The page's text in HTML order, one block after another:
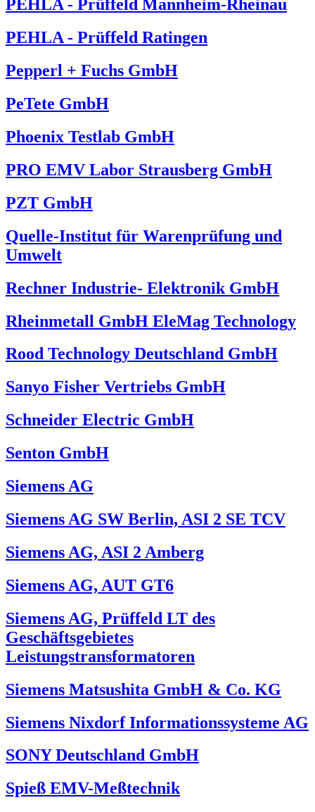
PEHLA - Prüffeld Mannheim-Rheinau
PEHLA - Prüffeld Ratingen
Pepperl + Fuchs GmbH
PeTete GmbH
Phoenix Testlab GmbH
PRO EMV Labor Strausberg GmbH
PZT GmbH
Quelle-Institut für Warenprüfung und
Umwelt
Rechner Industrie- Elektronik GmbH
Rheinmetall GmbH EleMag Technology
Rood Technology Deutschland GmbH
Sanyo Fisher Vertriebs GmbH
Schneider Electric GmbH
Senton GmbH
Siemens AG
Siemens AG SW Berlin, ASI 2 SE TCV
Siemens AG, ASI 2 Amberg
Siemens AG, AUT GT6
Siemens AG, Prüffeld LT des
Geschäftsgebietes
Leistungstransformatoren
Siemens Matsushita GmbH & Co. KG
Siemens Nixdorf Informationssysteme AG
SONY Deutschland GmbH
Spieß EMV-Meßtechnik